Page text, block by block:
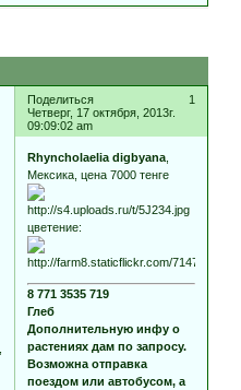
Поделиться
1
Четверг, 17 октября, 2013г.
09:09:02 am
Rhyncholaelia digbyana
Мексика, цена 7000 тенге
цветение:
8 771 3535 719
Глеб
Дополнительную инфу о
растениях дам по запросу.
Возможна отправка
поездом или автобусом, а